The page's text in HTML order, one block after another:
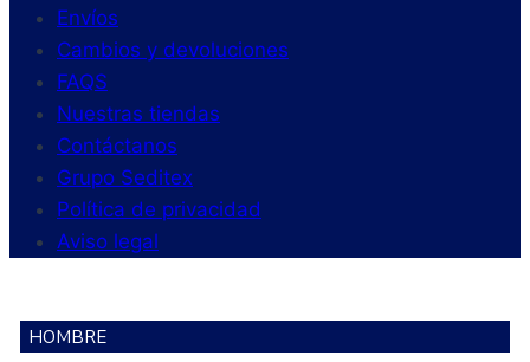
Envíos
Cambios y devoluciones
FAQS
Nuestras tiendas
Contáctanos
Grupo Seditex
Política de privacidad
Aviso legal
HOMBRE